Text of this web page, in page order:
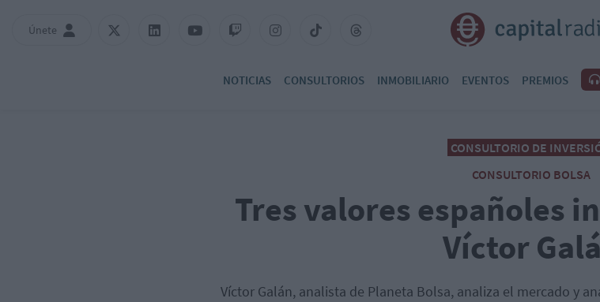
Únete
NOTICIAS CONSULTORIOS INMOBILIARIO EVENTOS PREMIOS
CONSULTORIO DE
CONSULTORIO BOLSA
Tres valores españoles
Víctor
Víctor Galán, analista de Planeta Bolsa, analiza el mercado y